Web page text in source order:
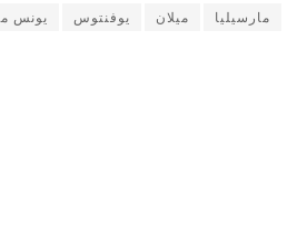
مارسيليا
ميلان يوفنتوس يونس